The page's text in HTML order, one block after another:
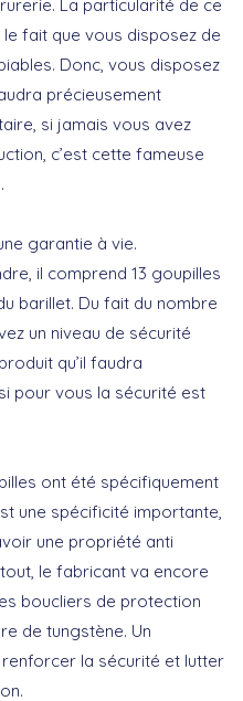
La particularité de ce
fait que vous disposez de
Donc, vous disposez
précieusement
si jamais vous avez
c’est cette fameuse
garantie à vie.
il comprend 13 goupilles
barillet. Du fait du nombre
un niveau de sécurité
qu’il faudra
pour vous la sécurité est
ont été spécifiquement
une spécificité importante,
une propriété anti
le fabricant va encore
boucliers de protection
de tungstène. Un
la sécurité et lutter